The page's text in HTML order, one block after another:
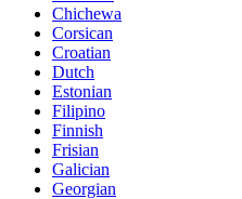
Chichewa
Corsican
Croatian
Dutch
Estonian
Filipino
Finnish
Frisian
Galician
Georgian